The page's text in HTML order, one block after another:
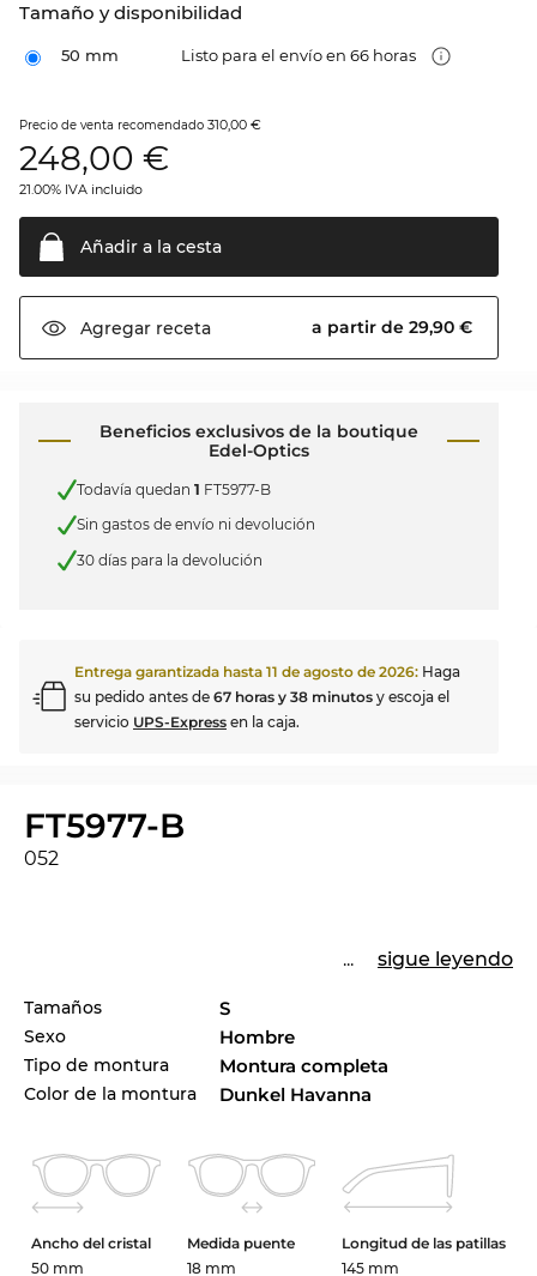
Tamaño y disponibilidad
50 mm Listo para el envío en 66 horas
Precio de venta recomendado 310,00 €
248,00 €
21.00% IVA incluido
Añadir a la cesta
Agregar receta a partir de 29,90 €
Beneficios exclusivos de la boutique
Edel-Optics
Todavía quedan 1 FT5977-B
Sin gastos de envío ni devolución
30 días para la devolución
Entrega garantizada hasta 11 de agosto de 2026: Haga
su pedido antes de 67 horas y 38 minutos y escoja el
servicio UPS-Express en la caja.
FT5977-B
052
... sigue leyendo
Tamaños S
Sexo Hombre
Tipo de montura Montura completa
Color de la montura Dunkel Havanna
Ancho del cristal
50 mm
Medida puente
18 mm
Longitud de las patillas
145 mm